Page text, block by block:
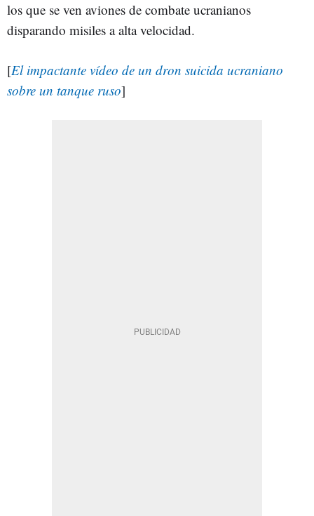
los que se ven aviones de combate ucranianos
disparando misiles a alta velocidad.
[El impactante vídeo de un dron suicida ucraniano
sobre un tanque ruso]